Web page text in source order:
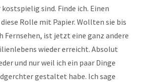
sind. Finde ich. Einen
Rolle mit Papier. Wollten sie bis
Fernsehen, ist jetzt eine ganz andere
wieder erreicht. Absolut
und nur weil ich ein paar Dinge
gestaltet habe. Ich sage